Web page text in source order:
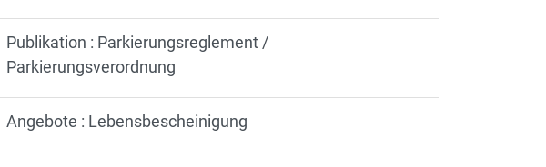
Publikation : Parkierungsreglement /
Parkierungsverordnung
Angebote : Lebensbescheinigung